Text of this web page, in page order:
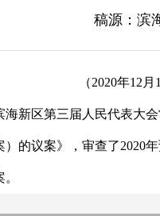
稿源：滨
（2020年12
区第三届人民代表大会
）的议案》，审查了2020